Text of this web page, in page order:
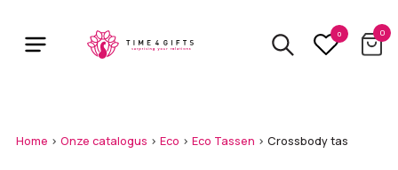
main
0 0
Home > Onze catalogus > Eco > Eco Tassen > Crossbody tas